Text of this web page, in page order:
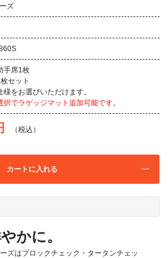
ズ
手席1枚
セット
をお選びいただけます。
択でラゲッジマット追加可能です。
（税込）
カートに入れる
かに。
ズはブロックチェック・タータンチェッ